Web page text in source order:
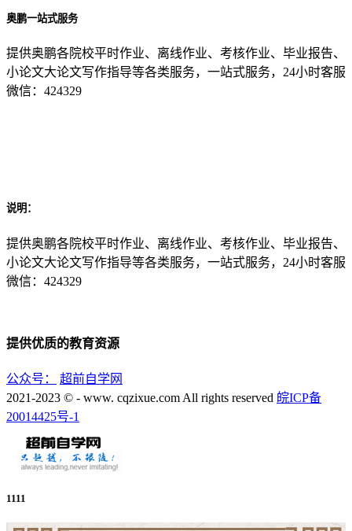
奥鹏一站式服务
提供奥鹏各院校平时作业、离线作业、考核作业、毕业报告、
小论文大论文写作指导等各类服务，一站式服务，24小时客服
微信：424329
说明：
提供奥鹏各院校平时作业、离线作业、考核作业、毕业报告、
小论文大论文写作指导等各类服务，一站式服务，24小时客服
微信：424329
提供优质的教育资源
公众号：
超前自学网
2021-2023 © - www. cqzixue.com All rights reserved 皖ICP备
20014425号-1
1111